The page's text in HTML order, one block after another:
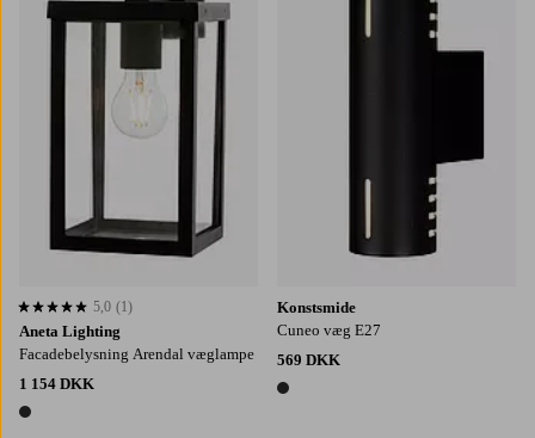
Aneta Lighting
Facadebelysning Arendal væglampe
1 154 DKK
1 farve
5,0 baseret på 1 bedømmelser
5,0 (1)
Konstsmide
Cuneo væg E27
569 DKK
1 farve